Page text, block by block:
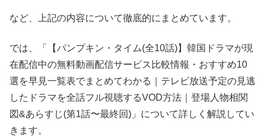
など、上記の内容について徹底的にまとめています。
では、「【パンプキン・タイム(全10話)】韓国ドラマが現
在配信中の無料動画配信サービス比較情報・おすすめ10
選を早見一覧表でまとめてわかる｜テレビ放送予定の見逃
したドラマを全話フル視聴するVOD方法｜登場人物相関
図&あらすじ(第1話〜最終回)」について詳しく解説してい
きます。